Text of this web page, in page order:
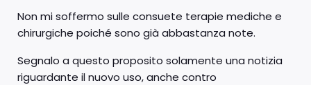
Non mi soffermo sulle consuete terapie mediche e
chirurgiche poiché sono già abbastanza note.
Segnalo a questo proposito solamente una notizia
riguardante il nuovo uso, anche contro